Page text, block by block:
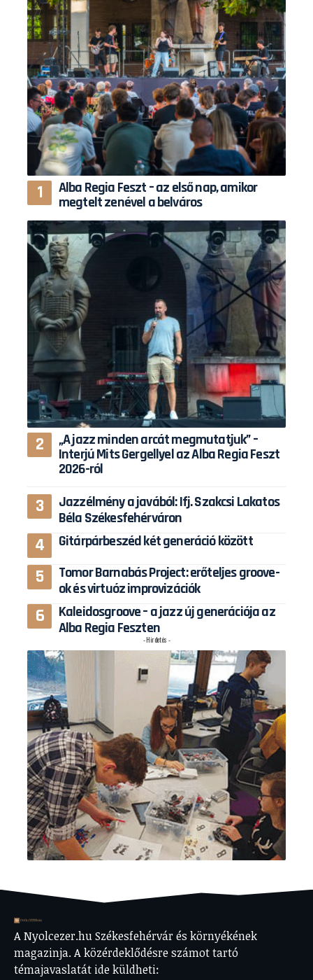
Alba Regia Feszt – az első nap, amikor
megtelt zenével a belváros
„A jazz minden arcát megmutatjuk” –
Interjú Mits Gergellyel az Alba Regia Feszt
2026-ról
Jazzélmény a javából: Ifj. Szakcsi Lakatos
Béla Székesfehérváron
Gitárpárbeszéd két generáció között
Tomor Barnabás Project: erőteljes groove-
ok és virtuóz improvizációk
Kaleidosgroove – a jazz új generációja az
Alba Regia Feszten
- Hirdetés -
A Nyolcezer.hu Székesfehérvár és környékének
magazinja. A közérdeklődésre számot tartó
témajavaslatát ide küldheti: